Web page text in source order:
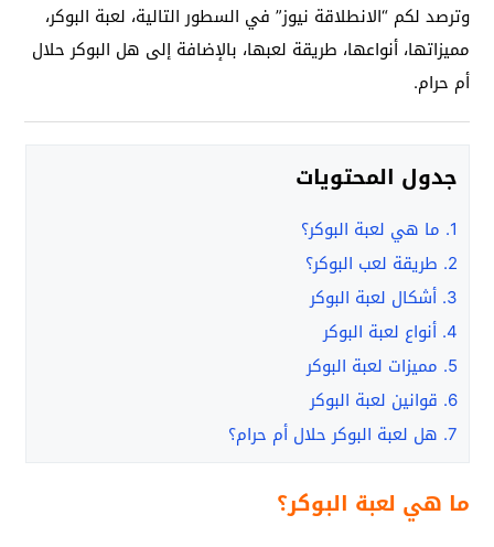
وترصد لكم “الانطلاقة نيوز” في السطور التالية، لعبة البوكر،
مميزاتها، أنواعها، طريقة لعبها، بالإضافة إلى هل البوكر حلال
أم حرام.
جدول المحتويات
1. ما هي لعبة البوكر؟
2. طريقة لعب البوكر؟
3. أشكال لعبة البوكر
4. أنواع لعبة البوكر
5. مميزات لعبة البوكر
6. قوانين لعبة البوكر
7. هل لعبة البوكر حلال أم حرام؟
ما هي لعبة البوكر؟